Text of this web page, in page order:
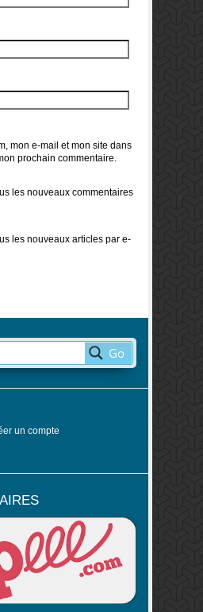
mon e-mail et mon site dans
prochain commentaire.
les nouveaux commentaires
les nouveaux articles par e-
Go
un compte